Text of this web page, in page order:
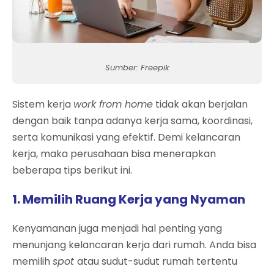
Sumber: Freepik
Sistem kerja work from home tidak akan berjalan
dengan baik tanpa adanya kerja sama, koordinasi,
serta komunikasi yang efektif. Demi kelancaran
kerja, maka perusahaan bisa menerapkan
beberapa tips berikut ini.
1. Memilih Ruang Kerja yang Nyaman
Kenyamanan juga menjadi hal penting yang
menunjang kelancaran kerja dari rumah. Anda bisa
memilihspot atau sudut-sudut rumah tertentu